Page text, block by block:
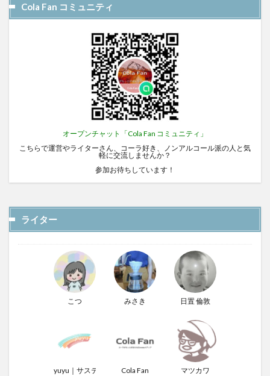
Cola Fan コミュニティ
オープンチャット「Cola Fan コミュニティ」
こちらで運営やライターさん、コーラ好き、ノンアルコール派の人と気
軽に交流しませんか？
参加お待ちしています！
ライター
こつ みさき 日置 倫敦
yuyu｜サステナぶる男Cola Fan マツカワ